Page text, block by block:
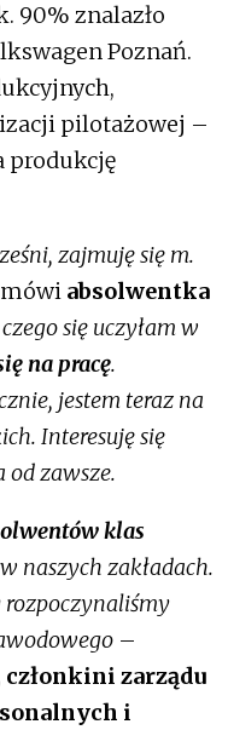
90% znalazło
Poznań.
pilotażowej –
produkcję
zajmuję się m.
mówi absolwentka
się uczyłam w
na pracę.
jestem teraz na
Interesuję się
zawsze.
klas
w naszych zakładach.
rozpoczynaliśmy
–
zarządu
i